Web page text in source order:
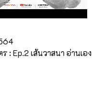
: Ep.2 เส้นวาสนา อ่านเอง